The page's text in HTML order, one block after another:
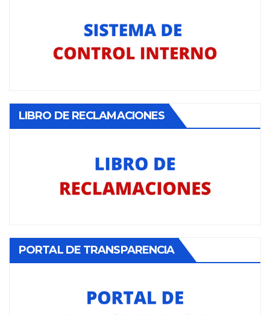
LIBRO DE RECLAMACIONES
PORTAL DE TRANSPARENCIA